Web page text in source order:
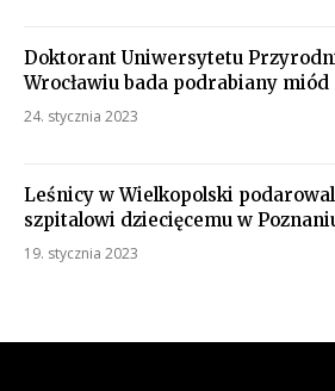
Doktorant Uniwersytetu
Wrocławiu bada podrabiany miód
24. stycznia 2023
Leśnicy w Wielkopolski
szpitalowi dziecięcemu w
19. stycznia 2023